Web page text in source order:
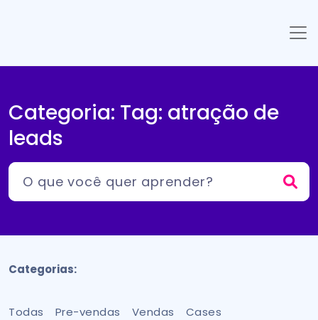
Categoria: Tag: atração de
leads
Categorias:
Todas Pre-vendas Vendas Cases